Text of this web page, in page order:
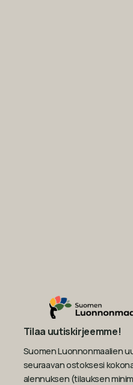
Tilaa uutiskirjeemme!
Suomen Luonnonmaalien
seuraavan ostoksesi
alennuksen (tilauksen